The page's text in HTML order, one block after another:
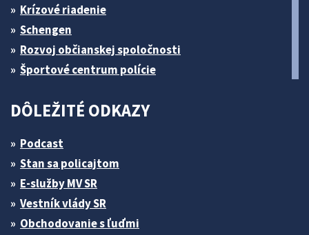
Krízové riadenie
Schengen
Rozvoj občianskej spoločnosti
Športové centrum polície
DÔLEŽITÉ ODKAZY
Podcast
Stan sa policajtom
E-služby MV SR
Vestník vlády SR
Obchodovanie s ľuďmi